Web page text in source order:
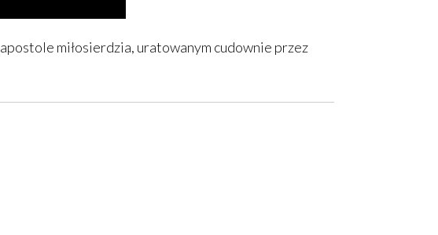
miłosierdzia, uratowanym cudownie przez